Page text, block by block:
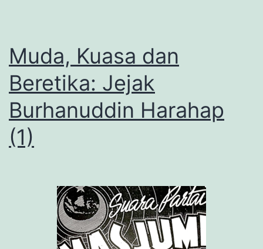
Muda, Kuasa dan
Beretika: Jejak
Burhanuddin Harahap
(1)